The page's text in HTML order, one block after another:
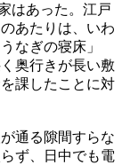
はあった。江戸
あたりは、いわ
なぎの寝床」
奥行きが長い敷
課したことに対
通る隙間すらな
ず、日中でも電